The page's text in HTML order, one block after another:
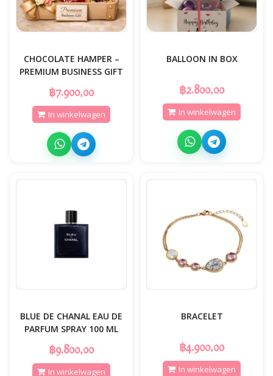
CHOCOLATE HAMPER –
PREMIUM BUSINESS GIFT
฿7.900,00
In winkelwagen
BALLOON IN BOX
฿2.800,00
In winkelwagen
BLUE DE CHANAL EAU DE
PARFUM SPRAY 100 ML
฿9.800,00
In winkelwagen
BRACELET
฿4.900,00
In winkelwagen